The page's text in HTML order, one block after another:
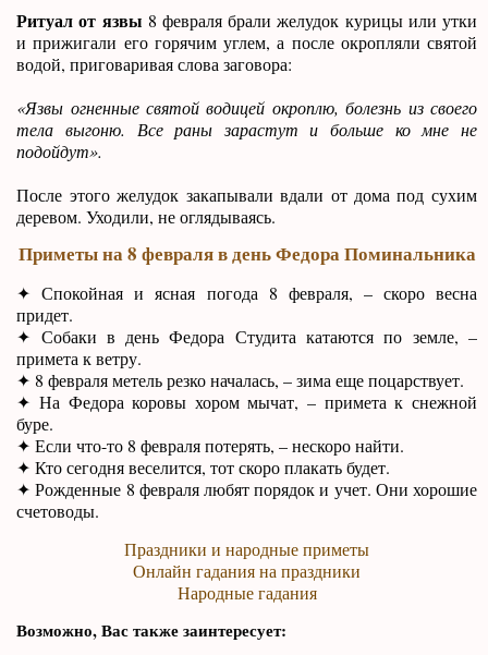
Ритуал от язвы 8 февраля брали желудок курицы или утки
и прижигали его горячим углем, а после окропляли святой
водой, приговаривая слова заговора:
«Язвы огненные святой водицей окроплю, болезнь из своего
тела выгоню. Все раны зарастут и больше ко мне не
подойдут».
После этого желудок закапывали вдали от дома под сухим
деревом. Уходили, не оглядываясь.
Приметы на 8 февраля в день Федора Поминальника
✦ Спокойная и ясная погода 8 февраля, – скоро весна
придет.
✦ Собаки в день Федора Студита катаются по земле, –
примета к ветру.
✦ 8 февраля метель резко началась, – зима еще поцарствует.
✦ На Федора коровы хором мычат, – примета к снежной
буре.
✦ Если что-то 8 февраля потерять, – нескоро найти.
✦ Кто сегодня веселится, тот скоро плакать будет.
✦ Рожденные 8 февраля любят порядок и учет. Они хорошие
счетоводы.
Праздники и народные приметы
Онлайн гадания на праздники
Народные гадания
Возможно, Вас также заинтересует: